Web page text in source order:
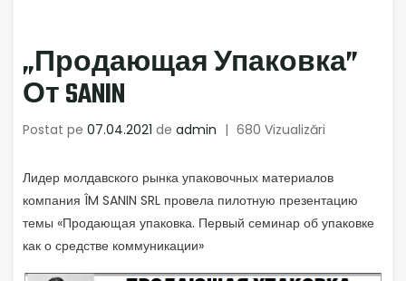
„Продающая Упаковка”
От SANIN
Postat pe 07.04.2021 de admin | 680 Vizualizări
Лидер молдавского рынка упаковочных материалов
компания ÎM SANIN SRL провела пилотную презентацию
темы «Продающая упаковка. Первый семинар об упаковке
как о средстве коммуникации»